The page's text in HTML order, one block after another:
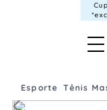
Esporte Tênis